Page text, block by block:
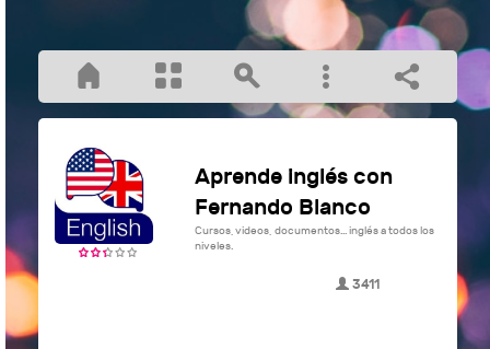
Aprende inglés con
Fernando Blanco
Cursos, videos, documentos... inglés a todos los
niveles.
3411